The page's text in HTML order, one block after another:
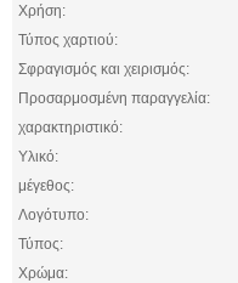
Χρήση:
Τύπος χαρτιού:
Σφραγισμός και χειρισμός:
Προσαρμοσμένη παραγγελία:
χαρακτηριστικό:
Υλικό:
μέγεθος:
Λογότυπο:
Τύπος:
Χρώμα: